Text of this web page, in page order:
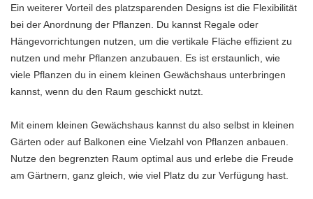
Ein weiterer Vorteil des platzsparenden Designs ist die Flexibilität
bei der Anordnung der Pflanzen. Du kannst Regale oder
Hängevorrichtungen nutzen, um die vertikale Fläche effizient zu
nutzen und mehr Pflanzen anzubauen. Es ist erstaunlich, wie
viele Pflanzen du in einem kleinen Gewächshaus unterbringen
kannst, wenn du den Raum geschickt nutzt.
Mit einem kleinen Gewächshaus kannst du also selbst in kleinen
Gärten oder auf Balkonen eine Vielzahl von Pflanzen anbauen.
Nutze den begrenzten Raum optimal aus und erlebe die Freude
am Gärtnern, ganz gleich, wie viel Platz du zur Verfügung hast.